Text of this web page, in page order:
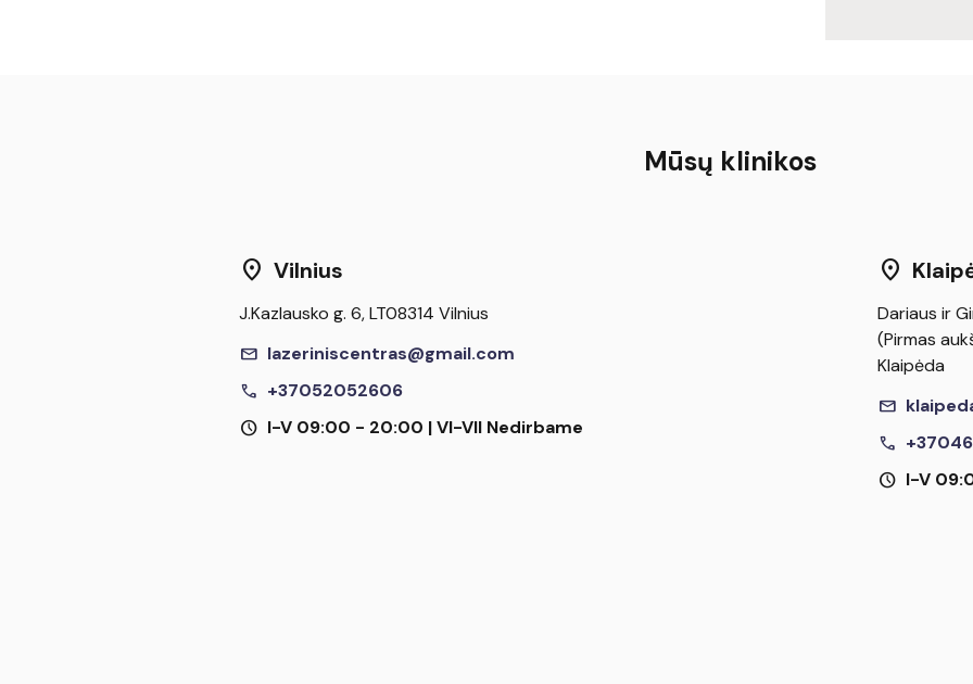
Mūsų klinikos
location_on Vilnius
J.Kazlausko g. 6, LT08314 Vilnius
mail lazeriniscentras@gmail.com
call +37052052606
schedule I-V 09:00 - 20:00 | VI-VII Nedirbame
location_on
Dariaus ir
(Pirmas
Klaipėda
mail
call
schedule I-V